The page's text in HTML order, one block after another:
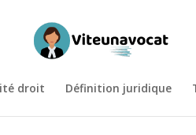
droit Définition juridique